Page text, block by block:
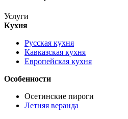
Услуги
Кухня
Русская кухня
Кавказская кухня
Европейская кухня
Особенности
Осетинские пироги
Летняя веранда